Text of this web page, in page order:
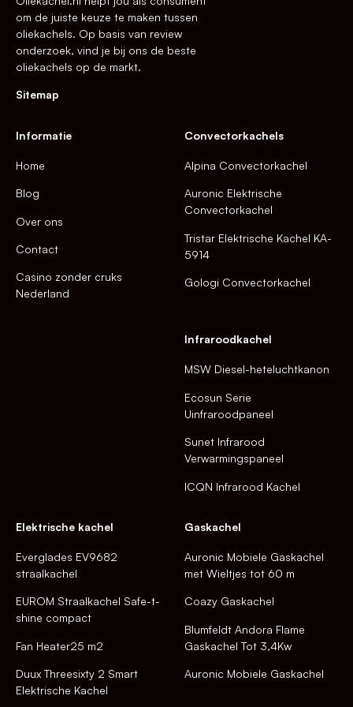
om de juiste keuze te maken tussen
oliekachels. Op basis van review
onderzoek, vind je bij ons de beste
oliekachels op de markt.
Sitemap
Informatie
Home
Blog
Over ons
Contact
Casino zonder cruks
Nederland
Convectorkachels
Alpina Convectorkachel
Auronic Elektrische
Convectorkachel
Tristar Elektrische Kachel KA-
5914
Gologi Convectorkachel
Infraroodkachel
MSW Diesel-heteluchtkanon
Ecosun Serie
Uinfraroodpaneel
Sunet Infrarood
Verwarmingspaneel
ICQN Infrarood Kachel
Elektrische kachel
Everglades EV9682
straalkachel
EUROM Straalkachel Safe-t-
shine compact
Fan Heater25 m2
Duux Threesixty 2 Smart
Elektrische Kachel
Gaskachel
Auronic Mobiele Gaskachel
met Wieltjes tot 60 m
Coazy Gaskachel
Blumfeldt Andora Flame
Gaskachel Tot 3,4Kw
Auronic Mobiele Gaskachel